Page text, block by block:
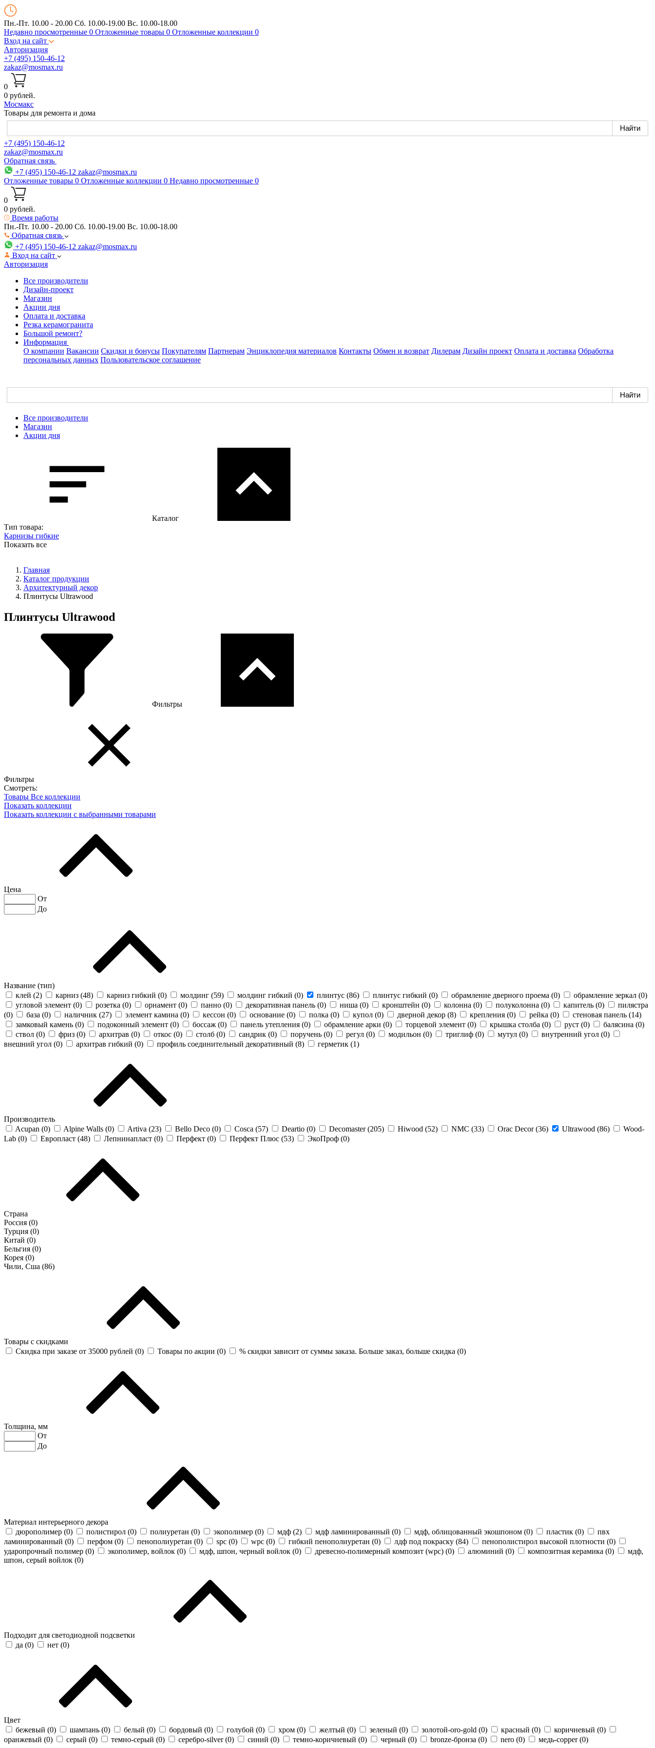
Пн.-Пт. 10.00 - 20.00 Сб. 10.00-19.00 Вс. 10.00-18.00
Недавно просмотренные 0 Отложенные товары 0 Отложенные коллекции 0
Вход на сайт
Авторизация
+7 (495) 150-46-12
zakaz@mosmax.ru
0
0 рублей.
Мосмакс
Товары для ремонта и дома
+7 (495) 150-46-12
zakaz@mosmax.ru
Обратная связь
+7 (495) 150-46-12 zakaz@mosmax.ru
Отложенные товары 0 Отложенные коллекции 0 Недавно просмотренные 0
0
0 рублей.
Время работы
Пн.-Пт. 10.00 - 20.00 Сб. 10.00-19.00 Вс. 10.00-18.00
Обратная связь
+7 (495) 150-46-12 zakaz@mosmax.ru
Вход на сайт
Авторизация
Все производители
Дизайн-проект
Магазин
Акции дня
Оплата и доставка
Резка керамогранита
Большой ремонт?
Информация
О компании Вакансии Скидки и бонусы Покупателям Партнерам Энциклопедия материалов Контакты Обмен и возврат Дилерам Дизайн проект Оплата и доставка Обработка
персональных данных Пользовательское соглашение
Все производители
Магазин
Акции дня
Каталог
Тип товара:
Карнизы гибкие
Показать все
Главная
Каталог продукции
Архитектурный декор
Плинтусы Ultrawood
Плинтусы Ultrawood
Фильтры
Фильтры
Смотреть:
Товары Все коллекции
Показать коллекции
Показать коллекции с выбранными товарами
Цена
От
До
Название (тип)
клей (2) карниз (48) карниз гибкий (0) молдинг (59) молдинг гибкий (0) плинтус (86) плинтус гибкий (0) обрамление дверного проема (0) обрамление зеркал (0)
угловой элемент (0) розетка (0) орнамент (0) панно (0) декоративная панель (0) ниша (0) кронштейн (0) колонна (0) полуколонна (0) капитель (0)
пилястра
(0) база (0) наличник (27) элемент камина (0) кессон (0) основание (0) полка (0) купол (0) дверной декор (8) крепления (0) рейка (0) стеновая панель (14)
замковый камень (0) подоконный элемент (0) боссаж (0) панель утепления (0) обрамление арки (0) торцевой элемент (0) крышка столба (0) руст (0) балясина (0)
ствол (0) фриз (0) архитрав (0) откос (0) столб (0) сандрик (0) поручень (0) регул (0) модильон (0) триглиф (0) мутул (0) внутренний угол (0)
внешний угол (0) архитрав гибкий (0) профиль соединительный декоративный (8) герметик (1)
Производитель
Acupan (0) Alpine Walls (0) Artiva (23) Bello Deco (0) Cosca (57) Deartio (0) Decomaster (205) Hiwood (52) NMC (33) Orac Decor (36) Ultrawood (86)
Wood-
Lab (0) Европласт (48) Лепнинапласт (0) Перфект (0) Перфект Плюс (53) ЭкоПроф (0)
Страна
Россия (0)
Турция (0)
Китай (0)
Бельгия (0)
Корея (0)
Чили, Сша (86)
Товары с скидками
Скидка при заказе от 35000 рублей (0) Товары по акции (0) % скидки зависит от суммы заказа. Больше заказ, больше скидка (0)
Толщина, мм
От
До
Материал интерьерного декора
дюрополимер (0) полистирол (0) полиуретан (0) экополимер (0) мдф (2) мдф ламинированный (0) мдф, облицованный экошпоном (0) пластик (0)
пвх
ламинированный (0) перфом (0) пенополиуретан (0) spc (0) wpc (0) гибкий пенополиуретан (0) лдф под покраску (84) пенополистирол высокой плотности (0)
ударопрочный полимер (0) экополимер, войлок (0) мдф, шпон, черный войлок (0) древесно-полимерный композит (wpc) (0) алюминий (0) композитная керамика (0)
мдф,
шпон, серый войлок (0)
Подходит для светодиодной подсветки
да (0) нет (0)
Цвет
бежевый (0) шампань (0) белый (0) бордовый (0) голубой (0) хром (0) желтый (0) зеленый (0) золотой-oro-gold (0) красный (0) коричневый (0)
оранжевый (0) серый (0) темно-серый (0) серебро-silver (0) синий (0) темно-коричневый (0) черный (0) bronze-бронза (0) nero (0) медь-copper (0)